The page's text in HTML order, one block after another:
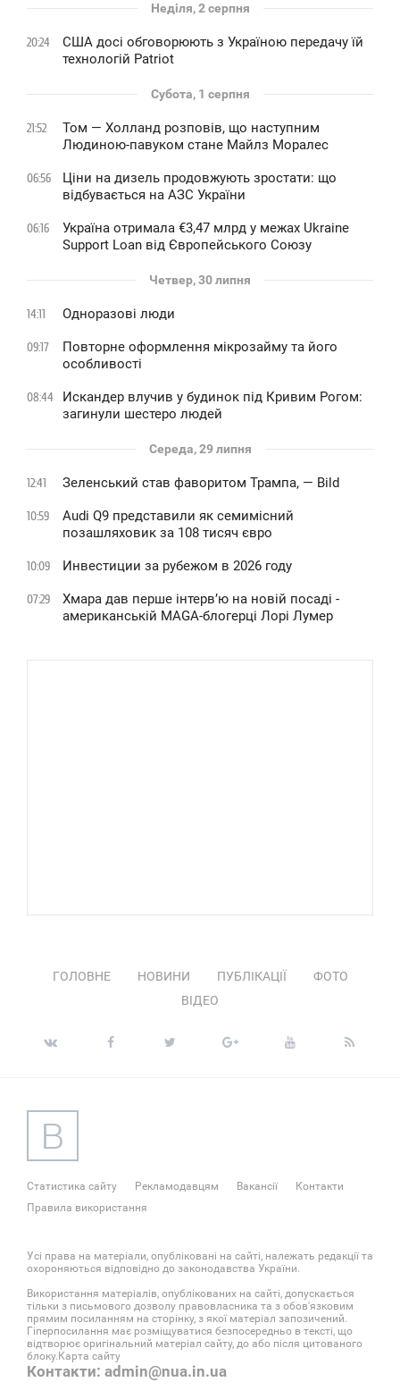
Неділя, 2 серпня
20:24
США досі обговорюють з Україною передачу їй
технологій Patriot
Субота, 1 серпня
21:52
Том — Холланд розповів, що наступним
Людиною-павуком стане Майлз Моралес
06:56
Ціни на дизель продовжують зростати: що
відбувається на АЗС України
06:16
Україна отримала €3,47 млрд у межах Ukraine
Support Loan від Європейського Союзу
Четвер, 30 липня
14:11 Одноразові люди
09:17
Повторне оформлення мікрозайму та його
особливості
08:44
Искандер влучив у будинок під Кривим Рогом:
загинули шестеро людей
Середа, 29 липня
12:41 Зеленський став фаворитом Трампа, — Bild
10:59
Audi Q9 представили як семимісний
позашляховик за 108 тисяч євро
10:09 Инвестиции за рубежом в 2026 году
07:29
Хмара дав перше інтервʼю на новій посаді -
американській MAGA-блогерці Лорі Лумер
ГОЛОВНЕ НОВИНИ ПУБЛІКАЦІЇ
ФОТО
ВІДЕО
Статистика сайту Рекламодавцям Вакансії
Контакти
Правила використання
Усі права на матеріали, опубліковані на сайті, належать редакції та
охороняються відповідно до законодавства України.
Використання матеріалів, опублікованих на сайті, допускається
тільки з письмового дозволу правовласника та з обов'язковим
прямим посиланням на сторінку, з якої матеріал запозичений.
Гіперпосилання має розміщуватися безпосередньо в тексті, що
відтворює оригінальний матеріал сайту, до або після цитованого
блоку. Карта сайту
Контакти: admin@nua.in.ua